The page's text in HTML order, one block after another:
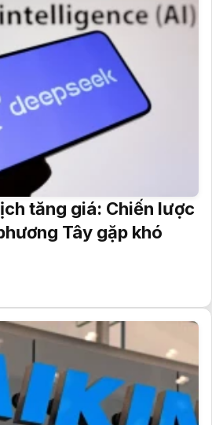
tăng giá: Chiến lược
Tây gặp khó